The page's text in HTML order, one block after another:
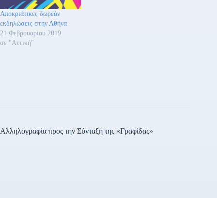
Αποκριάτικες δωρεάν
εκδηλώσεις στην Αθήνα
21 Φεβρουαρίου 2019
σε "Αττική"
Αλληλογραφία προς την Σύνταξη της «Γραφίδας»